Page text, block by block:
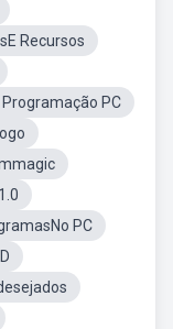
Recursos
PC
PC